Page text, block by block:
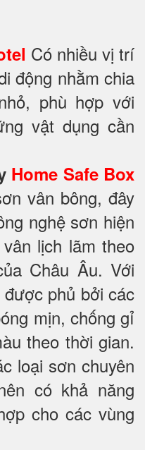
Có nhiều vị trí
động nhằm chia
phù hợp với
vật dụng cần
Home Safe Box
vân bông, đây
nghệ sơn hiện
lịch lãm theo
Châu Âu. Với
phủ bởi các
mịn, chống gỉ
theo thời gian.
loại sơn chuyên
có khả năng
cho các vùng